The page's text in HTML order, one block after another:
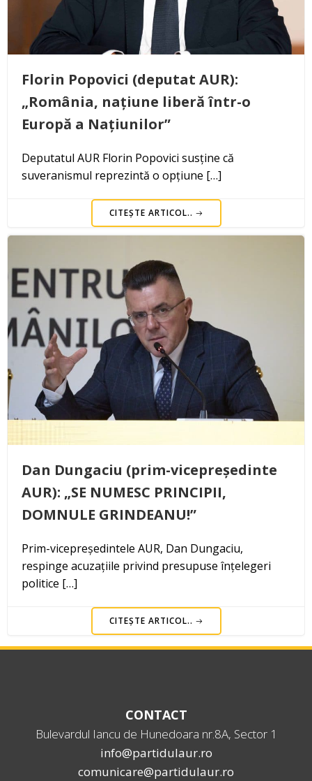
Florin Popovici (deputat AUR):
„România, națiune liberă într-o
Europă a Națiunilor”
Deputatul AUR Florin Popovici susține că
suveranismul reprezintă o opțiune […]
CITEȘTE ARTICOL..
Dan Dungaciu (prim-vicepreședinte
AUR): „SE NUMESC PRINCIPII,
DOMNULE GRINDEANU!”
Prim-vicepreședintele AUR, Dan Dungaciu,
respinge acuzațiile privind presupuse înțelegeri
politice […]
CITEȘTE ARTICOL..
CONTACT
Bulevardul Iancu de Hunedoara nr.8A, Sector 1
info@partidulaur.ro
comunicare@partidulaur.ro